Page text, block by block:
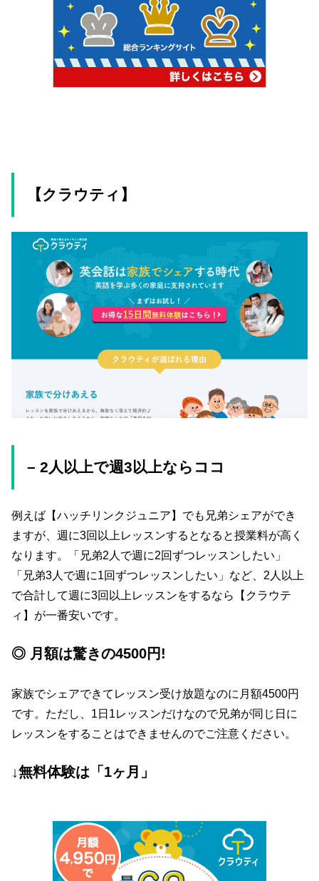
【クラウティ】
– 2人以上で週3以上ならココ
例えば【ハッチリンクジュニア】でも兄弟シェアができ
ますが、週に3回以上レッスンするとなると授業料が高く
なります。「兄弟2人で週に2回ずつレッスンしたい」
「兄弟3人で週に1回ずつレッスンしたい」など、2人以上
で合計して週に3回以上レッスンをするなら【クラウテ
ィ】が一番安いです。
◎ 月額は驚きの4500円!
家族でシェアできてレッスン受け放題なのに月額4500円
です。ただし、1日1レッスンだけなので兄弟が同じ日に
レッスンをすることはできませんのでご注意ください。
↓無料体験は「1ヶ月」